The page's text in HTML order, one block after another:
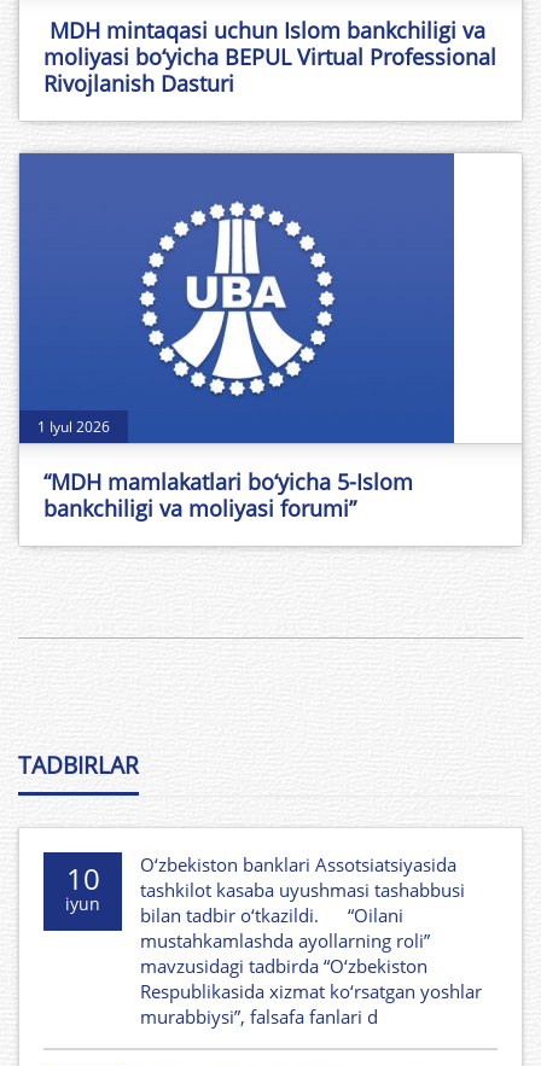
MDH mintaqasi uchun Islom bankchiligi va
moliyasi bo‘yicha BEPUL Virtual Professional
Rivojlanish Dasturi
1 Iyul 2026
“MDH mamlakatlari bo‘yicha 5-Islom
bankchiligi va moliyasi forumi”
TADBIRLAR
10
iyun
O‘zbekiston banklari Assotsiatsiyasida
tashkilot kasaba uyushmasi tashabbusi
bilan tadbir o‘tkazildi. “Oilani
mustahkamlashda ayollarning roli”
mavzusidagi tadbirda “O‘zbekiston
Respublikasida xizmat ko‘rsatgan yoshlar
murabbiysi”, falsafa fanlari d